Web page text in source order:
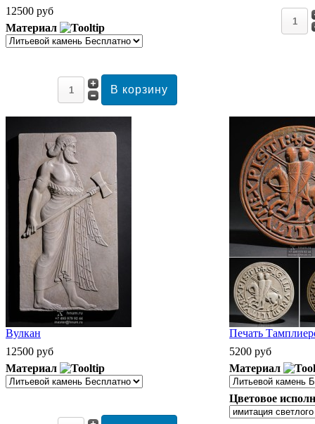
12500 руб
Материал
Вулкан
12500 руб
Материал
Печать
5200 руб
Материал
Цветовое